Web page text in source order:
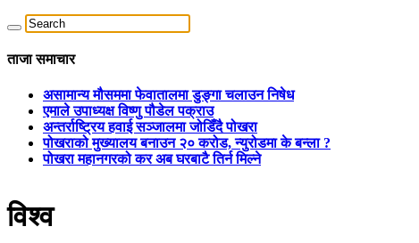
ताजा समाचार
असामान्य मौसममा फेवातालमा डुङ्गा चलाउन निषेध
एमाले उपाध्यक्ष विष्णु पौडेल पक्राउ
अन्तर्राष्ट्रिय हवाई सञ्जालमा जोडिँदै पोखरा
पोखराको मुख्यालय बनाउन २० करोड, न्युरोडमा के बन्ला ?
पोखरा महानगरको कर अब घरबाटै तिर्न मिल्ने
विश्व